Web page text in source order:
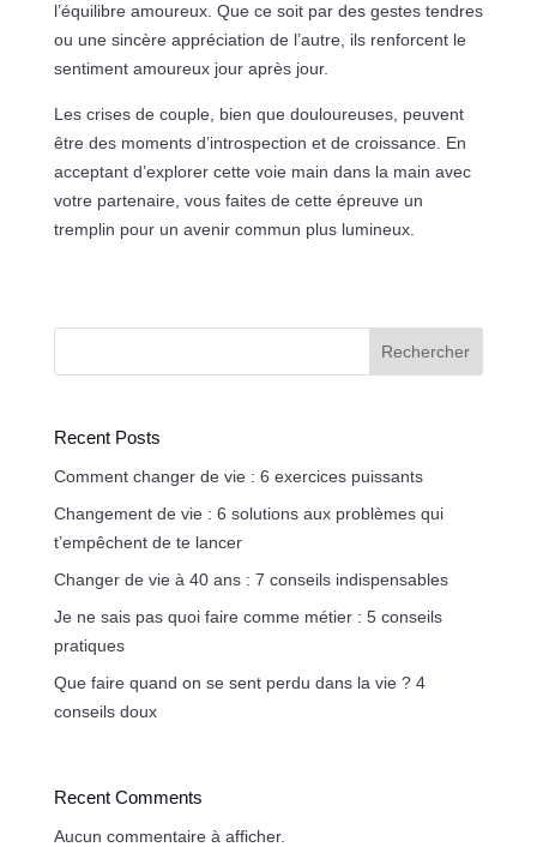
l’équilibre amoureux. Que ce soit par des gestes tendres
ou une sincère appréciation de l’autre, ils renforcent le
sentiment amoureux jour après jour.
Les crises de couple, bien que douloureuses, peuvent
être des moments d’introspection et de croissance. En
acceptant d’explorer cette voie main dans la main avec
votre partenaire, vous faites de cette épreuve un
tremplin pour un avenir commun plus lumineux.
Rechercher
Recent Posts
Comment changer de vie : 6 exercices puissants
Changement de vie : 6 solutions aux problèmes qui
t’empêchent de te lancer
Changer de vie à 40 ans : 7 conseils indispensables
Je ne sais pas quoi faire comme métier : 5 conseils
pratiques
Que faire quand on se sent perdu dans la vie ? 4
conseils doux
Recent Comments
Aucun commentaire à afficher.